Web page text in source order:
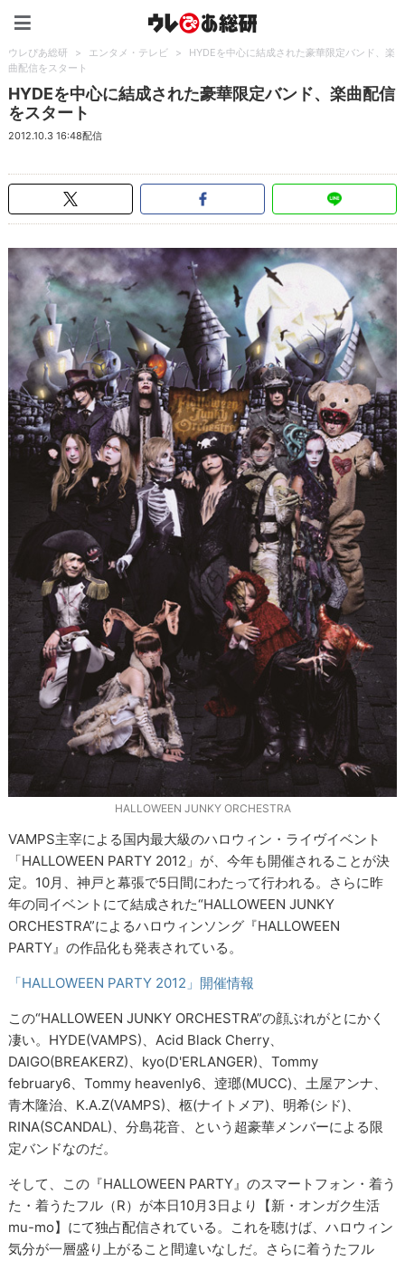
ウレぴあ総研 > エンタメ・テレビ >
HYDEを中心に結成された豪華限定バンド、楽
曲配信をスタート
HYDEを中心に結成された豪華限定バンド、楽曲配信
をスタート
2012.10.3 16:48配信
HALLOWEEN JUNKY ORCHESTRA
VAMPS主宰による国内最大級のハロウィン・ライヴイベント
「HALLOWEEN PARTY 2012」が、今年も開催されることが決
定。10月、神戸と幕張で5日間にわたって行われる。さらに昨
年の同イベントにて結成された“HALLOWEEN JUNKY
ORCHESTRA”によるハロウィンソング『HALLOWEEN
PARTY』の作品化も発表されている。
「HALLOWEEN PARTY 2012」開催情報
この“HALLOWEEN JUNKY ORCHESTRA”の顔ぶれがとにかく
凄い。HYDE(VAMPS)、Acid Black Cherry、
DAIGO(BREAKERZ)、kyo(D'ERLANGER)、Tommy
february6、Tommy heavenly6、逹瑯(MUCC)、土屋アンナ、
青木隆治、K.A.Z(VAMPS)、柩(ナイトメア)、明希(シド)、
RINA(SCANDAL)、分島花音、という超豪華メンバーによる限
定バンドなのだ。
そして、この『HALLOWEEN PARTY』のスマートフォン・着う
た・着うたフル（R）が本日10月3日より【新・オンガク生活
mu-mo】にて独占配信されている。これを聴けば、ハロウィン
気分が一層盛り上がること間違いなしだ。さらに着うたフル